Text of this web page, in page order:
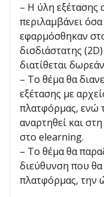
– Η ύλη εξέτασης
περιλαμβάνει
εφαρμόσθηκαν
δισδιάστατης
διατίθεται
– Το θέμα θα
εξέτασης με
πλατφόρμας, ενώ
αναρτηθεί και
στο elearning.
– Το θέμα θα
διεύθυνση που
πλατφόρμας, την